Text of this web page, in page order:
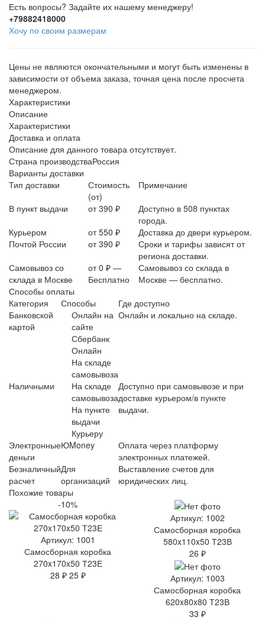
Есть вопросы? Задайте их нашему менеджеру!
+79882418000
Хочу по своим размерам
Цены не являются окончательными и могут быть изменены в
зависимости от объема заказа, точная цена после просчета
менеджером.
Характеристики
Описание
Характеристики
Доставка и оплата
Описание для данного товара отсутствует.
Страна производстваРоссия
Варианты доставки
Тип доставки
Стоимость
(от)
Примечание
В пункт выдачи
от 390 ₽
Доступно в 508 пунктах
города.
Курьером
от 550 ₽
Доставка до двери курьером.
Почтой России
от 390 ₽
Сроки и тарифы зависят от
региона доставки.
Самовывоз со
склада в Москве
от 0 ₽ —
Бесплатно
Самовывоз со склада в
Москве — бесплатно.
Способы оплаты
Категория
Способы
Где доступно
Банковской
картой
Онлайн на
сайте
Сбербанк
Онлайн
На складе
самовывоза
Онлайн и локально на складе.
Наличными
На складе
самовывоза
На пункте
выдачи
Курьеру
Доступно при самовывозе и при
доставке курьером/в пункте
выдачи.
Электронные
деньги
ЮMoney
Оплата через платформу
электронных платежей.
Безналичный
расчет
Для
организаций
Выставление счетов для
юридических лиц.
Похожие товары
-10%
Артикул: 1001
Самосборная коробка
270x170x50 Т23Е
28 ₽ 25 ₽
Артикул: 1002
Самосборная коробка
580x110x50 Т23В
26 ₽
Артикул: 1003
Самосборная коробка
620x80x80 Т23В
33 ₽